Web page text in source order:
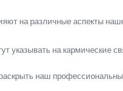
на различные аспекты
указывать на кармические
наш